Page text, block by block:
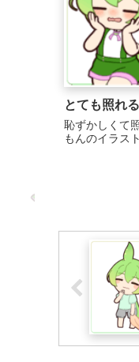
とても照れ
恥ずかしくて
もんのイラス